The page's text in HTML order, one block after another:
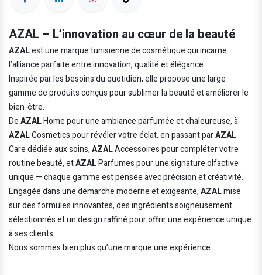
AZAL – L’innovation au cœur de la beauté
AZALest une marque tunisienne de cosmétique qui incarne
l’alliance parfaite entre innovation, qualité et élégance.
Inspirée par les besoins du quotidien, elle propose une large
gamme de produits conçus pour sublimer la beauté et améliorer le
bien-être.
DeAZALHome pour une ambiance parfumée et chaleureuse, à
AZALCosmetics pour révéler votre éclat, en passant parAZAL
Care dédiée aux soins,AZALAccessoires pour compléter votre
routine beauté, etAZALParfumes pour une signature olfactive
unique — chaque gamme est pensée avec précision et créativité.
Engagée dans une démarche moderne et exigeante,AZALmise
sur des formules innovantes, des ingrédients soigneusement
sélectionnés et un design raffiné pour offrir une expérience unique
à ses clients.
Nous sommes bien plus qu’une marque une expérience.